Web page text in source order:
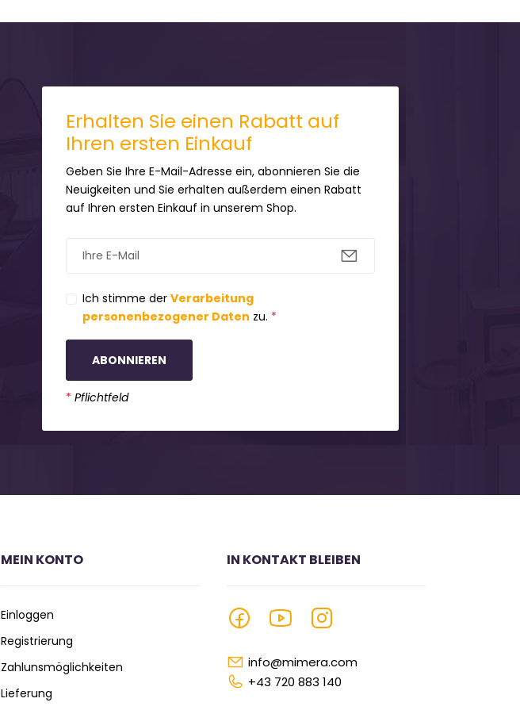
Erhalten Sie einen Rabatt auf
Ihren ersten Einkauf
Geben Sie Ihre E-Mail-Adresse ein, abonnieren Sie die
Neuigkeiten und Sie erhalten außerdem einen Rabatt
auf Ihren ersten Einkauf in unserem Shop.
Ich stimme der Verarbeitung
personenbezogener Daten zu. *
ABONNIEREN
* Pflichtfeld
MEIN KONTO
Einloggen
Registrierung
Zahlunsmöglichkeiten
Lieferung
IN KONTAKT BLEIBEN
info@mimera.com
+43 720 883 140